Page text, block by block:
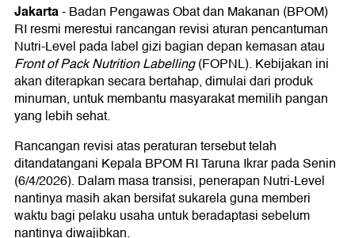
Jakarta-Badan Pengawas Obat dan Makanan (BPOM)
RI resmi merestui rancangan revisi aturan pencantuman
Nutri-Level pada label gizi bagian depan kemasan atau
Front of Pack Nutrition Labelling(FOPNL). Kebijakan ini
akan diterapkan secara bertahap, dimulai dari produk
minuman, untuk membantu masyarakat memilih pangan
yang lebih sehat.
Rancangan revisi atas peraturan tersebut telah
ditandatangani Kepala BPOM RI Taruna Ikrar pada Senin
(6/4/2026). Dalam masa transisi, penerapan Nutri-Level
nantinya masih akan bersifat sukarela guna memberi
waktu bagi pelaku usaha untuk beradaptasi sebelum
nantinya diwajibkan.